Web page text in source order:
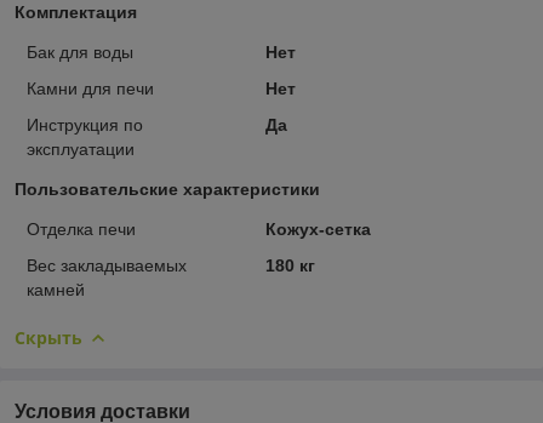
Комплектация
Бак для воды
Нет
Камни для печи
Нет
Инструкция по
эксплуатации
Да
Пользовательские характеристики
Отделка печи
Кожух-сетка
Вес закладываемых
камней
180 кг
Скрыть
Условия доставки